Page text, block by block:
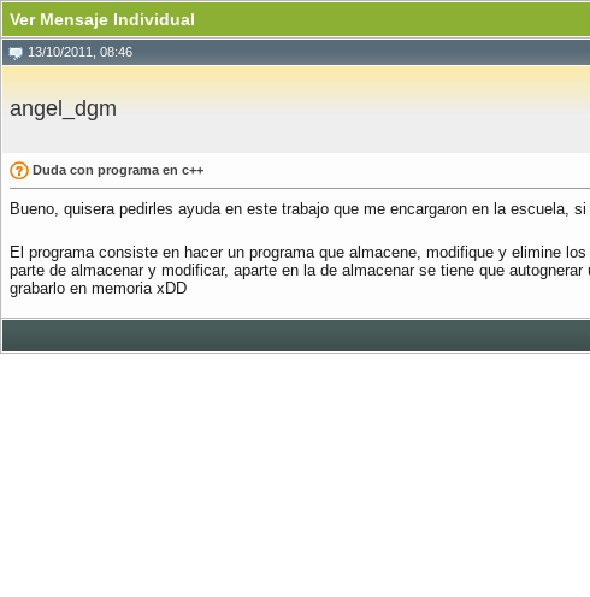
Ver Mensaje Individual
13/10/2011, 08:46
angel_dgm
Duda con programa en c++
Bueno, quisera pedirles ayuda en este trabajo que me encargaron en la escuela,
El programa consiste en hacer un programa que almacene, modifique y elimine
parte de almacenar y modificar, aparte en la de almacenar se tiene que
grabarlo en memoria xDD